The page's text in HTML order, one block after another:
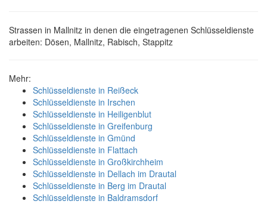
Strassen in Mallnitz in denen die eingetragenen Schlüsseldienste
arbeiten: Dösen, Mallnitz, Rabisch, Stappitz
Mehr:
Schlüsseldienste in Reißeck
Schlüsseldienste in Irschen
Schlüsseldienste in Heiligenblut
Schlüsseldienste in Greifenburg
Schlüsseldienste in Gmünd
Schlüsseldienste in Flattach
Schlüsseldienste in Großkirchheim
Schlüsseldienste in Dellach im Drautal
Schlüsseldienste in Berg im Drautal
Schlüsseldienste in Baldramsdorf